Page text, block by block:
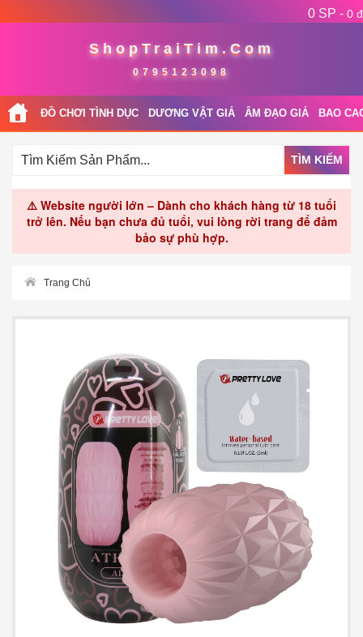
0 SP - 0 đ
ShopTraiTim.Com
0795123098
ĐỒ CHƠI TÌNH DỤC DƯƠNG VẬT GIẢ ÂM ĐẠO GIẢ BAO
TÌM KIẾM
⚠️ Website người lớn – Dành cho khách hàng từ 18 tuổi
trở lên. Nếu bạn chưa đủ tuổi, vui lòng rời trang để đảm
bảo sự phù hợp.
Trang Chủ